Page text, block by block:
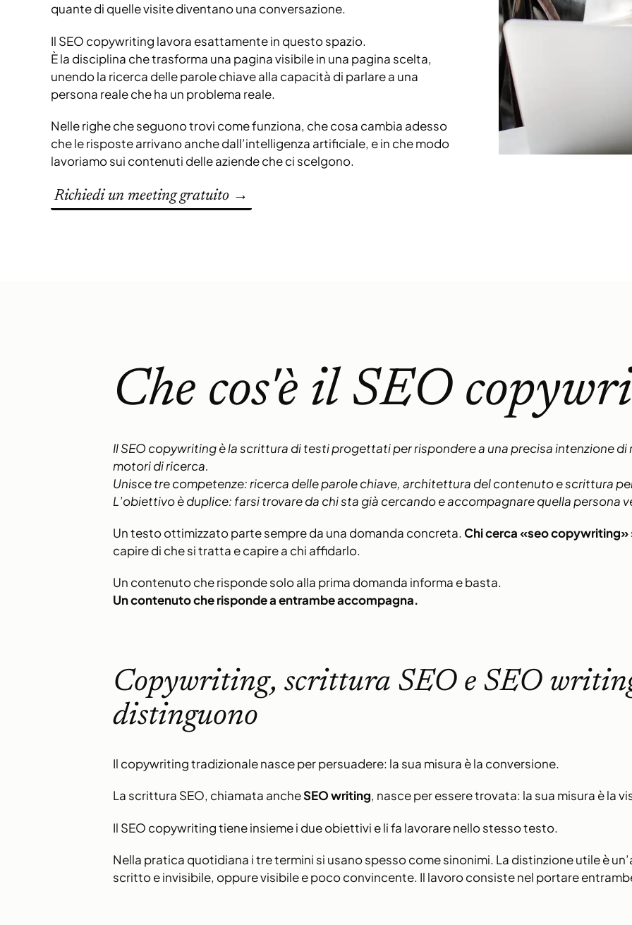
quante di quelle visite diventano una conversazione.
Il SEO copywriting lavora esattamente in questo spazio.
È la disciplina che trasforma una pagina visibile in una pagina scelta,
unendo la ricerca delle parole chiave alla capacità di parlare a una
persona reale che ha un problema reale.
Nelle righe che seguono trovi come funziona, che cosa cambia adesso
che le risposte arrivano anche dall’intelligenza artificiale, e in che modo
lavoriamo sui contenuti delle aziende che ci scelgono.
Richiedi un meeting gratuito →
Che cos'è il SEO
Il SEO copywriting è la scrittura di testi progettati per rispondere a una precisa intenzione di
motori di ricerca.
Unisce tre competenze: ricerca delle parole chiave, architettura del contenuto e scrittura
L’obiettivo è duplice: farsi trovare da chi sta già cercando e accompagnare quella persona
Un testo ottimizzato parte sempre da una domanda concreta. Chi cerca «seo copywriting»
capire di che si tratta e capire a chi affidarlo.
Un contenuto che risponde solo alla prima domanda informa e basta.
Un contenuto che risponde a entrambe accompagna.
Copywriting, scrittura SEO e SEO
distinguono
Il copywriting tradizionale nasce per persuadere: la sua misura è la conversione.
La scrittura SEO, chiamata ancheSEO writing, nasce per essere trovata: la sua misura è la
Il SEO copywriting tiene insieme i due obiettivi e li fa lavorare nello stesso testo.
Nella pratica quotidiana i tre termini si usano spesso come sinonimi. La distinzione utile è
scritto e invisibile, oppure visibile e poco convincente. Il lavoro consiste nel portare